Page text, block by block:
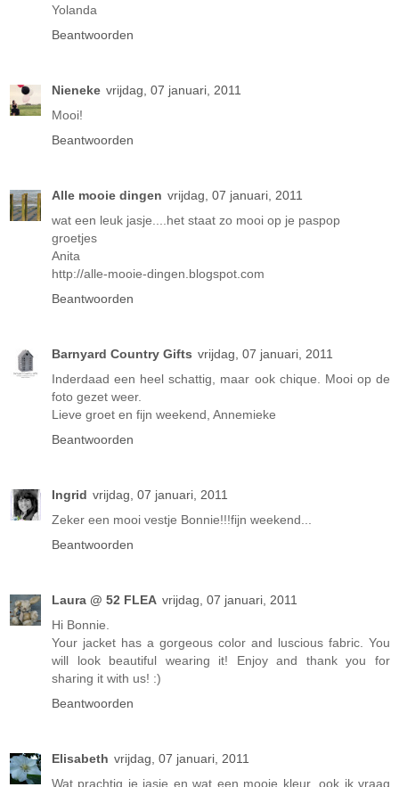
Yolanda
Beantwoorden
Nieneke vrijdag, 07 januari, 2011
Mooi!
Beantwoorden
Alle mooie dingen vrijdag, 07 januari, 2011
wat een leuk jasje....het staat zo mooi op je paspop
groetjes
Anita
http://alle-mooie-dingen.blogspot.com
Beantwoorden
Barnyard Country Gifts vrijdag, 07 januari, 2011
Inderdaad een heel schattig, maar ook chique. Mooi op de
foto gezet weer.
Lieve groet en fijn weekend, Annemieke
Beantwoorden
Ingrid vrijdag, 07 januari, 2011
Zeker een mooi vestje Bonnie!!!fijn weekend...
Beantwoorden
Laura @ 52 FLEA vrijdag, 07 januari, 2011
Hi Bonnie.
Your jacket has a gorgeous color and luscious fabric. You
will look beautiful wearing it! Enjoy and thank you for
sharing it with us! :)
Beantwoorden
Elisabeth vrijdag, 07 januari, 2011
Wat prachtig je jasje en wat een mooie kleur ,ook ik vraag